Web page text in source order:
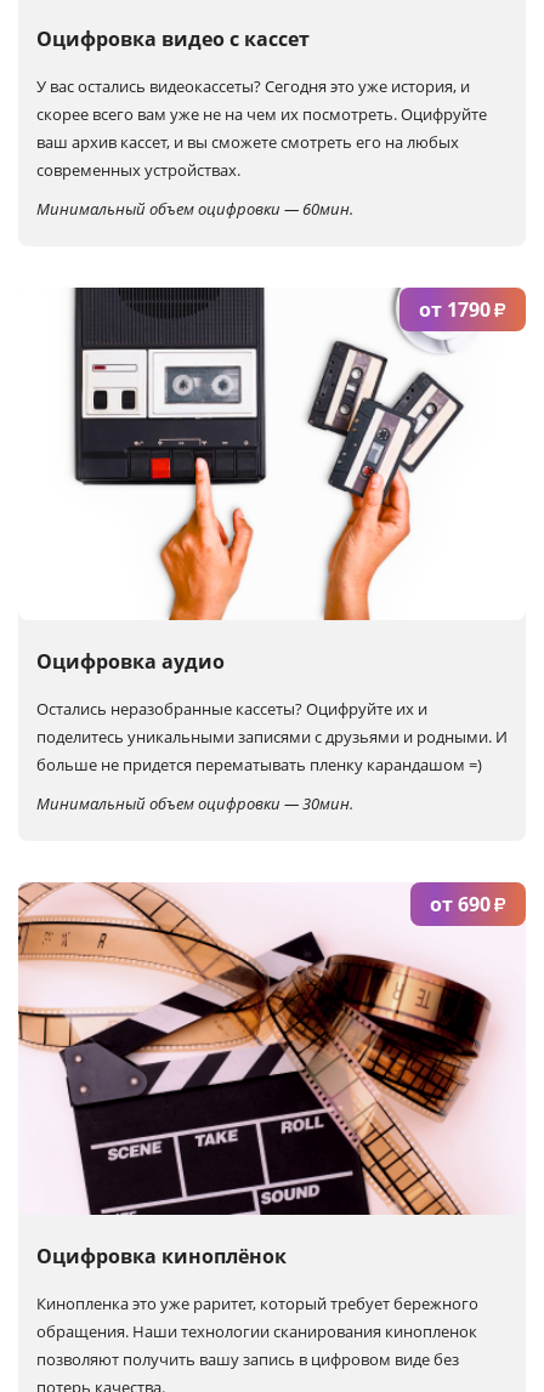
Оцифровка видео с кассет
У вас остались видеокассеты? Сегодня это уже история, и
скорее всего вам уже не на чем их посмотреть. Оцифруйте
ваш архив кассет, и вы сможете смотреть его на любых
современных устройствах.
Минимальный объем оцифровки — 60мин.
Оцифровка аудио
Остались неразобранные кассеты?Оцифруйте их и
поделитесь уникальными записями с друзьями и родными. И
больше не придется перематывать пленку карандашом =)
Минимальный объем оцифровки — 30мин.
от 1790₽
Оцифровка киноплёнок
Кинопленка это уже раритет, который требует бережного
обращения. Наши технологии сканирования кинопленок
позволяют получить вашу запись в цифровом виде без
потерь качества.
от 690₽